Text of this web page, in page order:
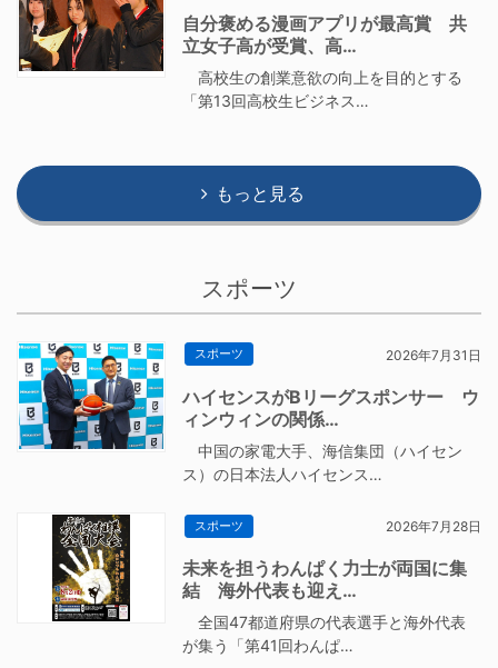
自分褒める漫画アプリが最高賞 共
立女子高が受賞、高…
高校生の創業意欲の向上を目的とする
「第13回高校生ビジネス…
もっと見る
スポーツ
スポーツ 2026年7月31日
ハイセンスがBリーグスポンサー ウ
ィンウィンの関係…
中国の家電大手、海信集団（ハイセン
ス）の日本法人ハイセンス…
スポーツ 2026年7月28日
未来を担うわんぱく力士が両国に集
結 海外代表も迎え…
全国47都道府県の代表選手と海外代表
が集う「第41回わんぱ…